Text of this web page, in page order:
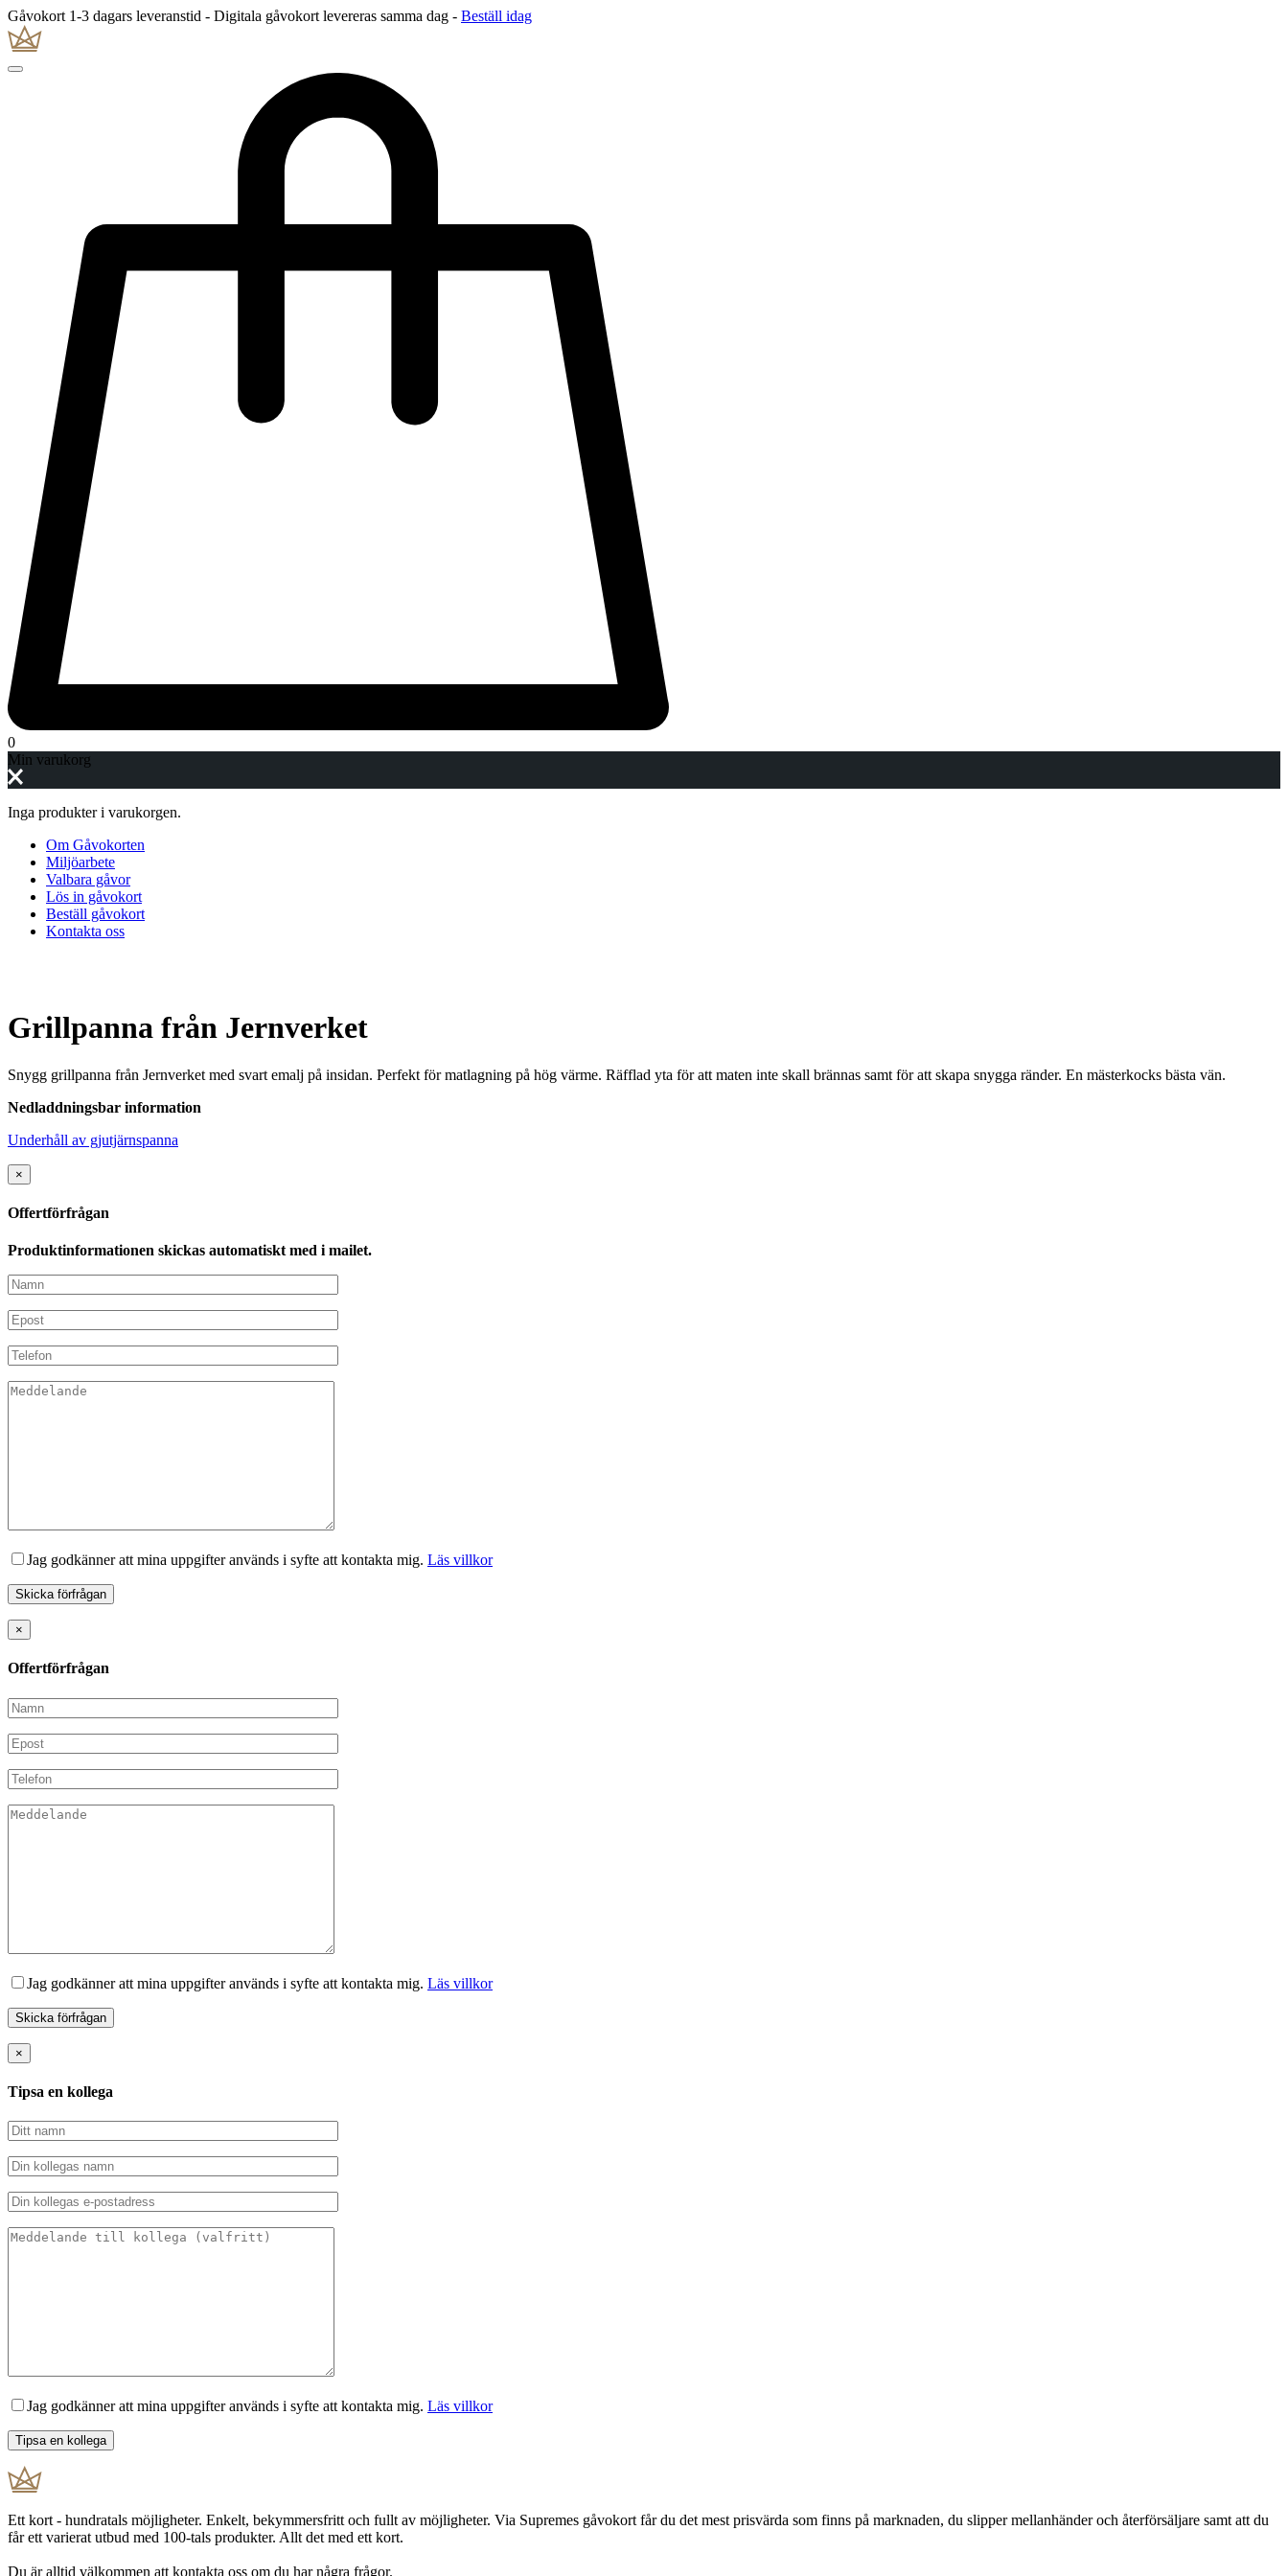
Gåvokort 1-3 dagars leveranstid - Digitala gåvokort levereras samma dag - Beställ idag
0
Min varukorg
Inga produkter i varukorgen.
Om Gåvokorten
Miljöarbete
Valbara gåvor
Lös in gåvokort
Beställ gåvokort
Kontakta oss
Grillpanna från Jernverket
Snygg grillpanna från Jernverket med svart emalj på insidan. Perfekt för matlagning på hög värme. Räfflad yta för att maten inte skall brännas samt för att skapa snygga ränder. En mästerkocks bästa vän.
Nedladdningsbar information
Underhåll av gjutjärnspanna
×
Offertförfrågan
Produktinformationen skickas automatiskt med i mailet.
Jag godkänner att mina uppgifter används i syfte att kontakta mig. Läs villkor
×
Offertförfrågan
Jag godkänner att mina uppgifter används i syfte att kontakta mig. Läs villkor
×
Tipsa en kollega
Jag godkänner att mina uppgifter används i syfte att kontakta mig. Läs villkor
Ett kort - hundratals möjligheter. Enkelt, bekymmersfritt och fullt av möjligheter. Via Supremes gåvokort får du det mest prisvärda som finns på marknaden, du slipper mellanhänder och återförsäljare samt att du
får ett varierat utbud med 100-tals produkter. Allt det med ett kort.
Du är alltid välkommen att kontakta oss om du har några frågor.